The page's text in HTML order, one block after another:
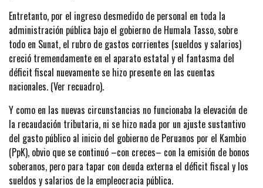
Entretanto, por el ingreso desmedido de personal en toda la
administración pública bajo el gobierno de Humala Tasso, sobre
todo en Sunat, el rubro de gastos corrientes (sueldos y salarios)
creció tremendamente en el aparato estatal y el fantasma del
déficit fiscal nuevamente se hizo presente en las cuentas
nacionales. (Ver recuadro).
Y como en las nuevas circunstancias no funcionaba la elevación de
la recaudación tributaria, ni se hizo nada por un ajuste sustantivo
del gasto público al inicio del gobierno de Peruanos por el Kambio
(PpK), obvio que se continuó –con creces– con la emisión de bonos
soberanos, pero para tapar con deuda externa el déficit fiscal y los
sueldos y salarios de la empleocracia pública.